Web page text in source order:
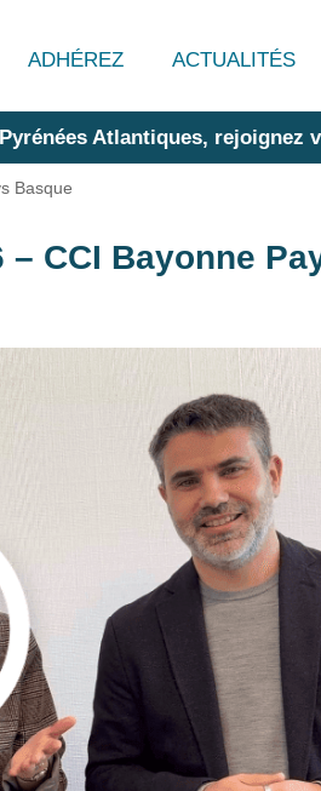
ADHÉREZ ACTUALITÉS
Atlantiques, rejoignez
Basque
CCI Bayonne